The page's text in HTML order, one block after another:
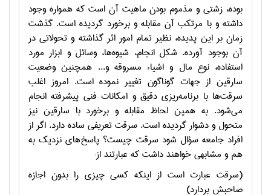
بوده، زشتي و مذموم بودن ماهيت آن است كه همواره وجود
داشته و با مرتكب آن مقابله و برخورد گرديده است. گذشت
زمان بر اين پديده، نظير تمام امور اثر گذاشته و تحولاتي در
آن بوجود آورده. شكل انجام، شيوه‌ها، وسائل و ابزار مورد
استفاده، نوع مال و اشياء مسروقه و... همچنين وضعيت
سارقين از جهات گوناگون تغيير نموده است. امروز اغلب
سرقت‌ها با برنامه‌ريزي دقيق و امكانات فني پيشرفته انجام
مي‌شود. به همين لحاظ مقابله و برخورد با سارقين نيز
متحول و دشوار گرديده است. سرقت تعريفي ساده‌ دارد. اگر از
افراد جامعه سؤال شود سرقت چيست؟ پاسخ‌هاي نزديك به
هم و مشابهي خواهند داشت كه عبارتند از:
(سرقت عبارت است از اينكه كسي چيزي را بدون اجازه
صاحبش بردارد)